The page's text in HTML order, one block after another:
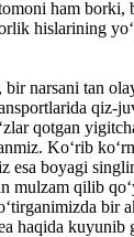
ham borki,
hislarining
narsani tan
qiz-
qotgan
Ko‘rib
esa boyagi
mulzam qilib
bir
haqida kuyunib